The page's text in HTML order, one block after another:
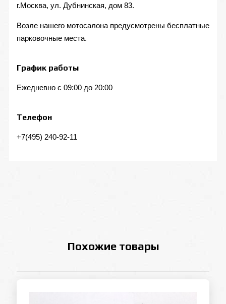
г.Москва, ул. Дубнинская, дом 83.
Возле нашего мотосалона предусмотрены бесплатные
парковочные места.
График работы
Ежедневно с 09:00 до 20:00
Телефон
+7(495) 240-92-11
Похожие товары